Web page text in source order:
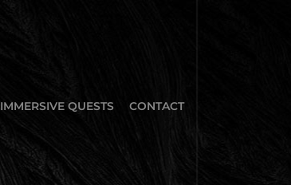
IMMERSIVE QUESTS CONTACT